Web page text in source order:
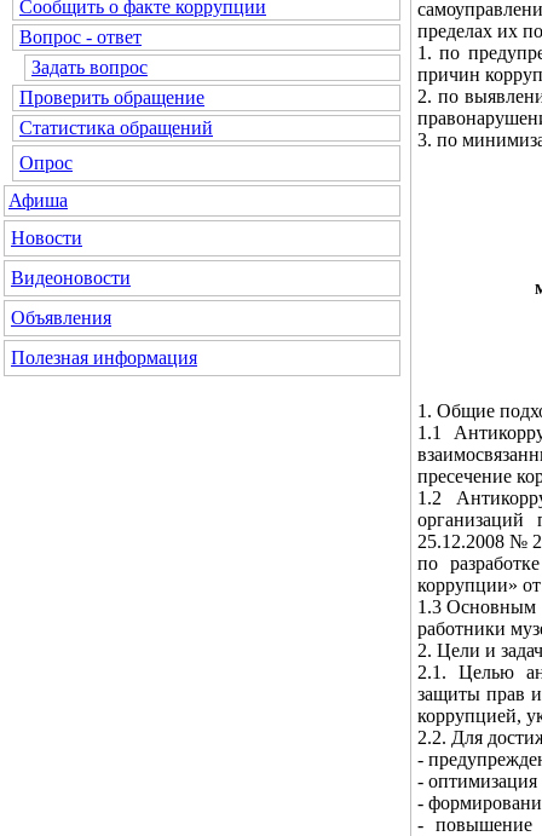
Сообщить о факте коррупции
Вопрос - ответ
Задать вопрос
Проверить обращение
Статистика обращений
Опрос
Афиша
Новости
Видеоновости
Объявления
Полезная информация
пределах их
1. по
причин
2. по
3. по
1. Общие
1.1
пресечение
1.2
25.12.2008 №
по
коррупции»
1.3 Основным
работники
2. Цели и
2.1. Целью
защиты прав
коррупцией,
2.2. Для
-
-
-
- повышение